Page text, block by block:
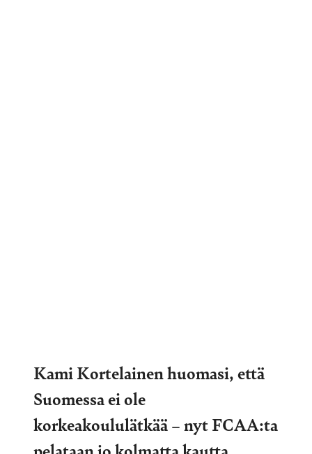
Kami Kortelainen huomasi, että
Suomessa ei ole
korkeakoululätkää – nyt FCAA:ta